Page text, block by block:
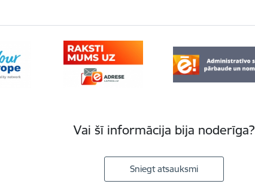
Vai šī informācija bija noderīga?
Sniegt atsauksmi